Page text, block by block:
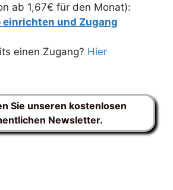
ab 1,67€ für den Monat):
und Zugang
einen Zugang? Hier
Sie unseren kostenlosen
Newsletter.